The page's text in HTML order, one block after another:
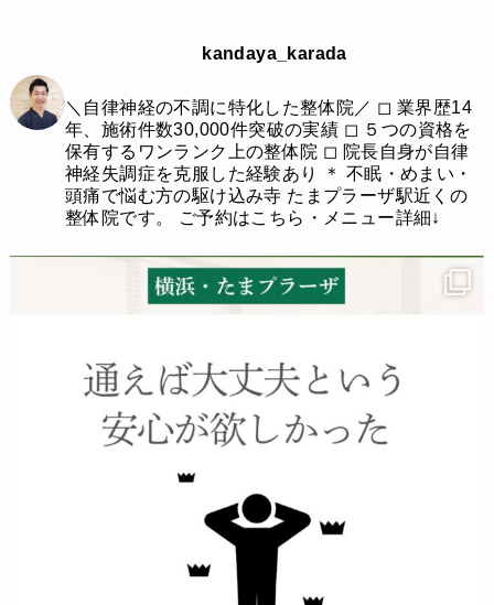
kandaya_karada
＼自律神経の不調に特化した整体院／ ◻︎ 業界歴14
年、施術件数30,000件突破の実績 ◻︎ ５つの資格を
保有するワンランク上の整体院 ◻︎ 院長自身が自律
神経失調症を克服した経験あり
＊ 不眠・めまい・
頭痛で悩む方の駆け込み寺 たまプラーザ駅近くの
整体院です。
ご予約はこちら・メニュー詳細↓